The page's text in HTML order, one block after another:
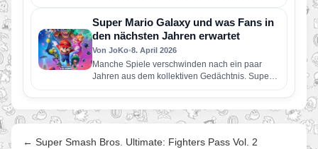
Berichten soll Nintendo bereits…
Super Mario Galaxy und was Fans in
den nächsten Jahren erwartet
Von JoKo•8. April 2026
Manche Spiele verschwinden nach ein paar
Jahren aus dem kollektiven Gedächtnis. Super
Mario Galaxy nicht. Erschienen im November…
← Super Smash Bros. Ultimate: Fighters Pass Vol. 2